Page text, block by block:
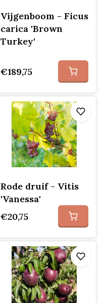
Vijgenboom - Ficus
carica 'Brown
Turkey'
€189,75
Rode druif - Vitis
'Vanessa'
€20,75